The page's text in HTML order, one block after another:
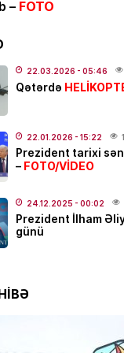
- 00:12
Ad günü keçirilən
oldu
sabiq nazir
– FOTO
22.03.2026 - 05:46
Qətərdə
22.01.2026 - 15:22
Prezident tarixi
– FOTO/VİDEO
24.12.2025 - 00:02
Prezident İlham
günü